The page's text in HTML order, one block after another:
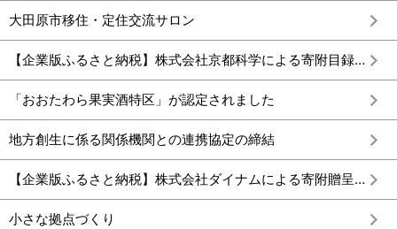
大田原市移住・定住交流サロン
【企業版ふるさと納税】株式会社京都科学による寄附目録及び感謝状贈呈式を実施しました
「おおたわら果実酒特区」が認定されました
地方創生に係る関係機関との連携協定の締結
【企業版ふるさと納税】株式会社ダイナムによる寄附贈呈式を実施しました
小さな拠点づくり